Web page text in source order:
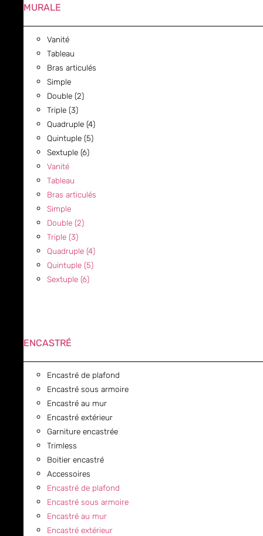
MURALE
Vanité
Tableau
Bras articulés
Simple
Double (2)
Triple (3)
Quadruple (4)
Quintuple (5)
Sextuple (6)
Vanité
Tableau
Bras articulés
Simple
Double (2)
Triple (3)
Quadruple (4)
Quintuple (5)
Sextuple (6)
ENCASTRÉ
Encastré de plafond
Encastré sous armoire
Encastré au mur
Encastré extérieur
Garniture encastrée
Trimless
Boitier encastré
Accessoires
Encastré de plafond
Encastré sous armoire
Encastré au mur
Encastré extérieur